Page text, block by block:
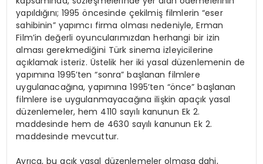
yapıldığını; 1995 öncesinde çekilmiş filmlerin “eser
sahibinin” yapımcı firma olması nedeniyle, Erman
Film’in değerli oyuncularımızdan herhangi bir izin
alması gerekmediğini Türk sinema izleyicilerine
açıklamak isteriz. Üstelik her iki yasal düzenlemenin de
yapımına 1995’ten “sonra” başlanan filmlere
uygulanacağına, yapımına 1995’ten “önce” başlanan
filmlere ise uygulanmayacağına ilişkin apaçık yasal
düzenlemeler, hem 4110 sayılı kanunun Ek 2.
maddesinde hem de 4630 sayılı kanunun Ek 2.
maddesinde mevcuttur.
Ayrıca, bu açık yasal düzenlemeler olmasa dahi,